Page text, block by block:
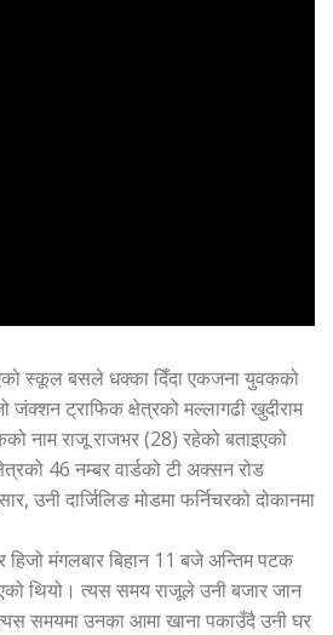
स्कूल बसले धक्का दिँदा एकजना युवकको
जंक्शन ट्राफिक क्षेत्रको मल्लागढी खुदीराम
नाम राजू राजभर (28) रहेको बताइएको
46 नम्बर वार्डको टी अक्सन रोड
उनी दार्जिलिङ मोडमा फर्निचरको दोकानमा
मंगलबार बिहान 11 बजे अन्तिम पटक
थियो। त्यस समय राजूले उनी बजार जान
समयमा उनका आमा खाना पकाउँदै उनी घर